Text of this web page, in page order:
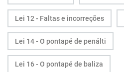
Lei 12 - Faltas e incorreções
Lei 14 - O pontapé de penálti
Lei 16 - O pontapé de baliza